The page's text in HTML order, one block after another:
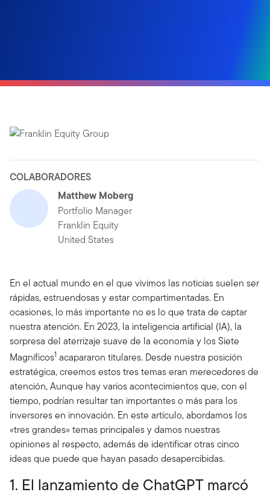
COLABORADORES
Matthew Moberg
Portfolio Manager
Franklin Equity
United States
En el actual mundo en el que vivimos las noticias suelen ser
rápidas, estruendosas y estar compartimentadas. En
ocasiones, lo más importante no es lo que trata de captar
nuestra atención. En 2023, la inteligencia artificial (IA), la
sorpresa del aterrizaje suave de la economía y los Siete
Magníficos1 acapararon titulares. Desde nuestra posición
estratégica, creemos estos tres temas eran merecedores de
atención, Aunque hay varios acontecimientos que, con el
tiempo, podrían resultar tan importantes o más para los
inversores en innovación. En este artículo, abordamos los
«tres grandes» temas principales y damos nuestras
opiniones al respecto, además de identificar otras cinco
ideas que puede que hayan pasado desapercibidas.
1. El lanzamiento de ChatGPT marcó